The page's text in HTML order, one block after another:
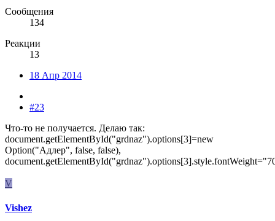
Сообщения
134
Реакции
13
18 Апр 2014
#23
Что-то не получается. Делаю так:
document.getElementById("grdnaz").options[3]=new
Option("Адлер", false, false),
V
Vishez